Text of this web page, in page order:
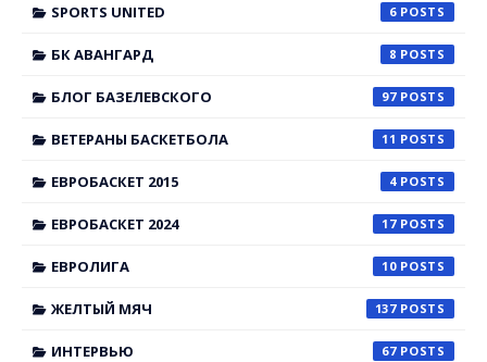
SPORTS UNITED 6
БК АВАНГАРД 8
БЛОГ БАЗЕЛЕВСКОГО 97
ВЕТЕРАНЫ БАСКЕТБОЛА 11
ЕВРОБАСКЕТ 2015 4
ЕВРОБАСКЕТ 2024 17
ЕВРОЛИГА 10
ЖЕЛТЫЙ МЯЧ 137
ИНТЕРВЬЮ 67